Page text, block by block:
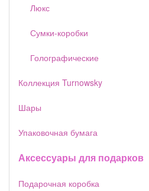
Люкс
Сумки-коробки
Голографические
Коллекция Turnowsky
Шары
Упаковочная бумага
Аксессуары для подарков
Подарочная коробка